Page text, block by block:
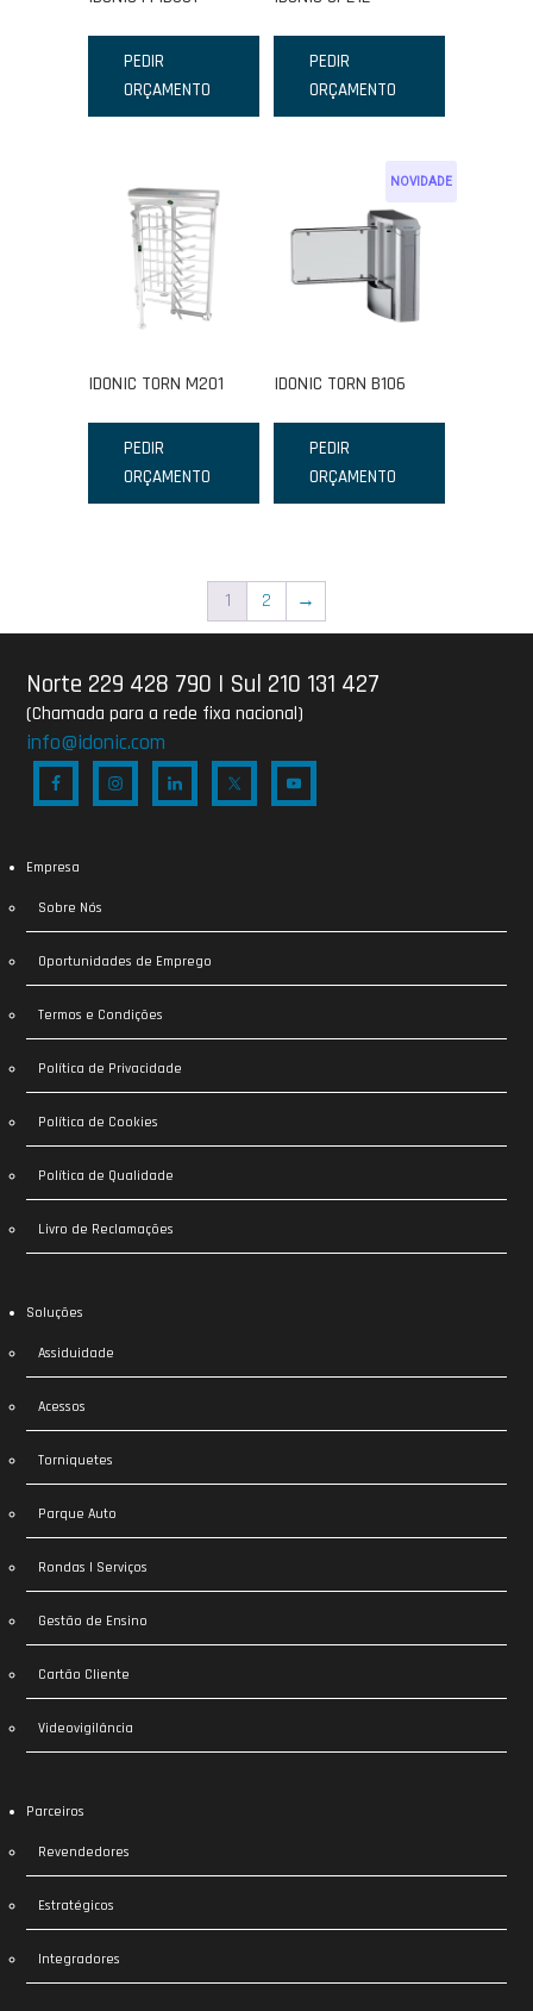
PEDIR
ORÇAMENTO
PEDIR
ORÇAMENTO
IDONIC TORN M201
PEDIR
ORÇAMENTO
NOVIDADE
IDONIC TORN B106
PEDIR
ORÇAMENTO
1 2 →
Norte 229 428 790 | Sul 210 131 427
(Chamada para a rede fixa nacional)
info@idonic.com
Empresa
Sobre Nós
Oportunidades de Emprego
Termos e Condições
Política de Privacidade
Política de Cookies
Política de Qualidade
Livro de Reclamações
Soluções
Assiduidade
Acessos
Torniquetes
Parque Auto
Rondas | Serviços
Gestão de Ensino
Cartão Cliente
Videovigilância
Parceiros
Revendedores
Estratégicos
Integradores